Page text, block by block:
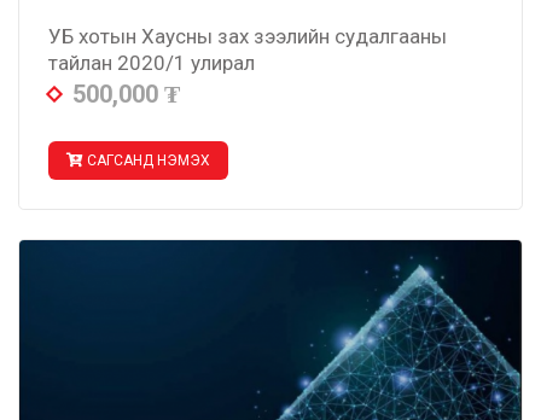
УБ хотын Хаусны зах зээлийн судалгааны
тайлан 2020/1 улирал
500,000 ₮
САГСАНД НЭМЭХ